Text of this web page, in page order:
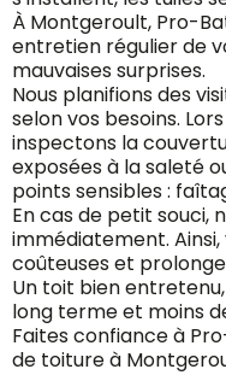
À Montgeroult, Pro-
entretien régulier de
mauvaises surprises.
Nous planifions des
selon vos besoins.
inspectons la
exposées à la saleté
points sensibles :
En cas de petit souci,
immédiatement.
coûteuses et
Un toit bien entretenu,
long terme et moins
Faites confiance à
de toiture à